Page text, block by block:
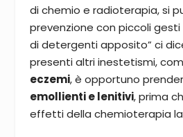
di chemio e radioterapia, si
prevenzione con piccoli gesti
di detergenti apposito” ci
presenti altri inestetismi,
eczemi, è opportuno
emollienti e lenitivi, prima
effetti della chemioterapia